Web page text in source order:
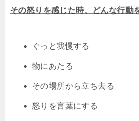
その怒りを感じた時、どんな行動
ぐっと我慢する
物にあたる
その場所から立ち去る
怒りを言葉にする